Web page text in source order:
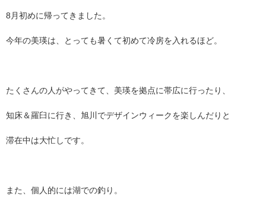
8月初めに帰ってきました。
今年の美瑛は、とっても暑くて初めて冷房を入れるほど。
たくさんの人がやってきて、美瑛を拠点に帯広に行ったり、
知床＆羅臼に行き、旭川でデザインウィークを楽しんだりと
滞在中は大忙しです。
また、個人的には湖での釣り。